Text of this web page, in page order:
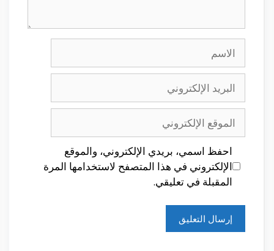
الاسم
البريد
الإلكتروني
الموقع
الإلكتروني
احفظ اسمي، بريدي الإلكتروني، والموقع
الإلكتروني في هذا المتصفح لاستخدامها المرة
المقبلة في تعليقي.